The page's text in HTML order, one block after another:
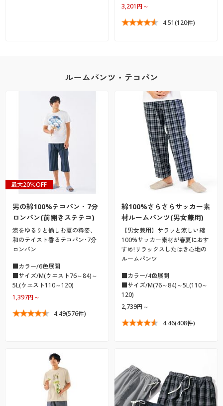
3,201円～
4.51(120件)
ルームパンツ・テコパン
最大20％OFF
男の綿100%テコパン・7分
ロンパン(前開きステテコ)
涼をゆるりと愉しむ夏の粋姿、
和のテイスト香るテコパン･7分
ロンパン
■カラー/6色展開
■サイズ/M(ウエスト76～84)～
5L(ウエスト110～120)
1,397円～
4.49(576件)
綿100%さらさらサッカー素
材ルームパンツ(男女兼用)
【男女兼用】サラッと涼しい綿
100%サッカー素材が春夏におす
すめ!リラックスしたはき心地の
ルームパンツ
■カラー/4色展開
■サイズ/M(76～84)～5L(110～
120)
2,739円～
4.46(408件)